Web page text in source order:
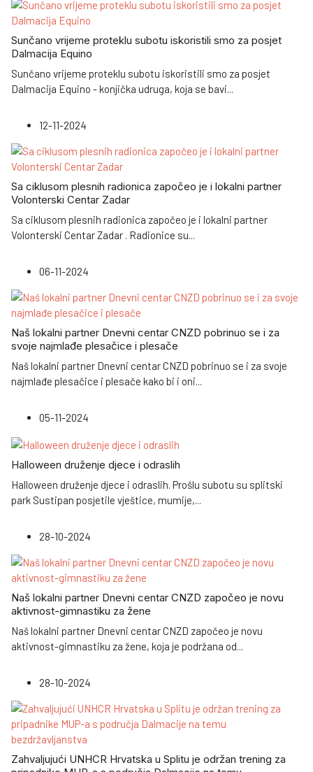
Sunčano vrijeme proteklu subotu iskoristili smo za posjet
Dalmacija Equino
Sunčano vrijeme proteklu subotu iskoristili smo za posjet
Dalmacija Equino - konjička udruga, koja se bavi...
12-11-2024
Sa ciklusom plesnih radionica započeo je i lokalni partner
Volonterski Centar Zadar
Sa ciklusom plesnih radionica započeo je i lokalni partner
Volonterski Centar Zadar . Radionice su...
06-11-2024
Naš lokalni partner Dnevni centar CNZD pobrinuo se i za
svoje najmlađe plesačice i plesače
Naš lokalni partner Dnevni centar CNZD pobrinuo se i za svoje
najmlađe plesačice i plesače kako bi i oni...
05-11-2024
Halloween druženje djece i odraslih
Halloween druženje djece i odraslih. Prošlu subotu su splitski
park Sustipan posjetile vještice, mumije,...
28-10-2024
Naš lokalni partner Dnevni centar CNZD započeo je novu
aktivnost-gimnastiku za žene
Naš lokalni partner Dnevni centar CNZD započeo je novu
aktivnost-gimnastiku za žene, koja je podržana od...
28-10-2024
Zahvaljujući UNHCR Hrvatska u Splitu je održan trening za